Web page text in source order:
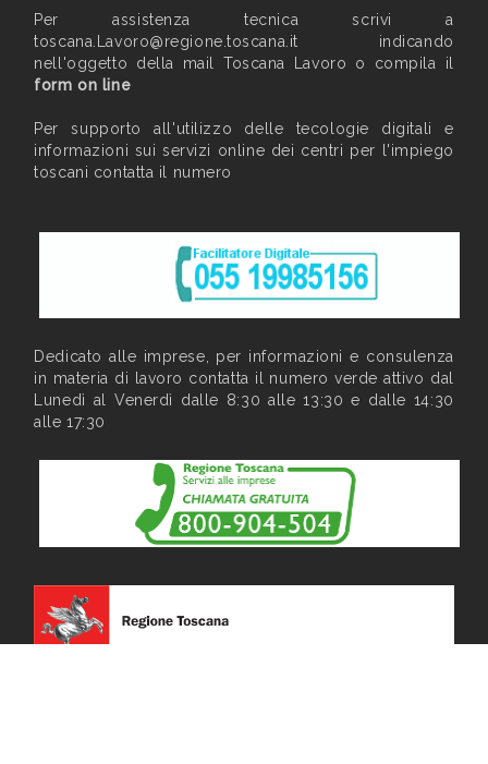
Per assistenza tecnica scrivi a
toscana.Lavoro@regione.toscana.it indicando
nell'oggetto della mail Toscana Lavoro o compila il
form on line
Per supporto all'utilizzo delle tecologie digitali e
informazioni sui servizi online dei centri per l'impiego
toscani contatta il numero
Dedicato alle imprese, per informazioni e consulenza
in materia di lavoro contatta il numero verde attivo dal
Lunedì al Venerdì dalle 8:30 alle 13:30 e dalle 14:30
alle 17:30